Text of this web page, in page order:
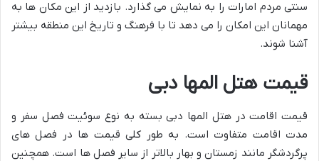
سنتی مردم امارات را به نمایش می گذارد. بازدید از این مکان ها به
مهمانان این امکان را می دهد تا با فرهنگ و تاریخ این منطقه بیشتر
آشنا شوند.
قیمت هتل المها دبی
قیمت اقامت در هتل المها دبی بسته به نوع سوئیت فصل سفر و
مدت اقامت متفاوت است. به طور کلی قیمت ها در فصل های
پرگردشگر مانند زمستان و بهار بالاتر از سایر فصل ها است. همچنین